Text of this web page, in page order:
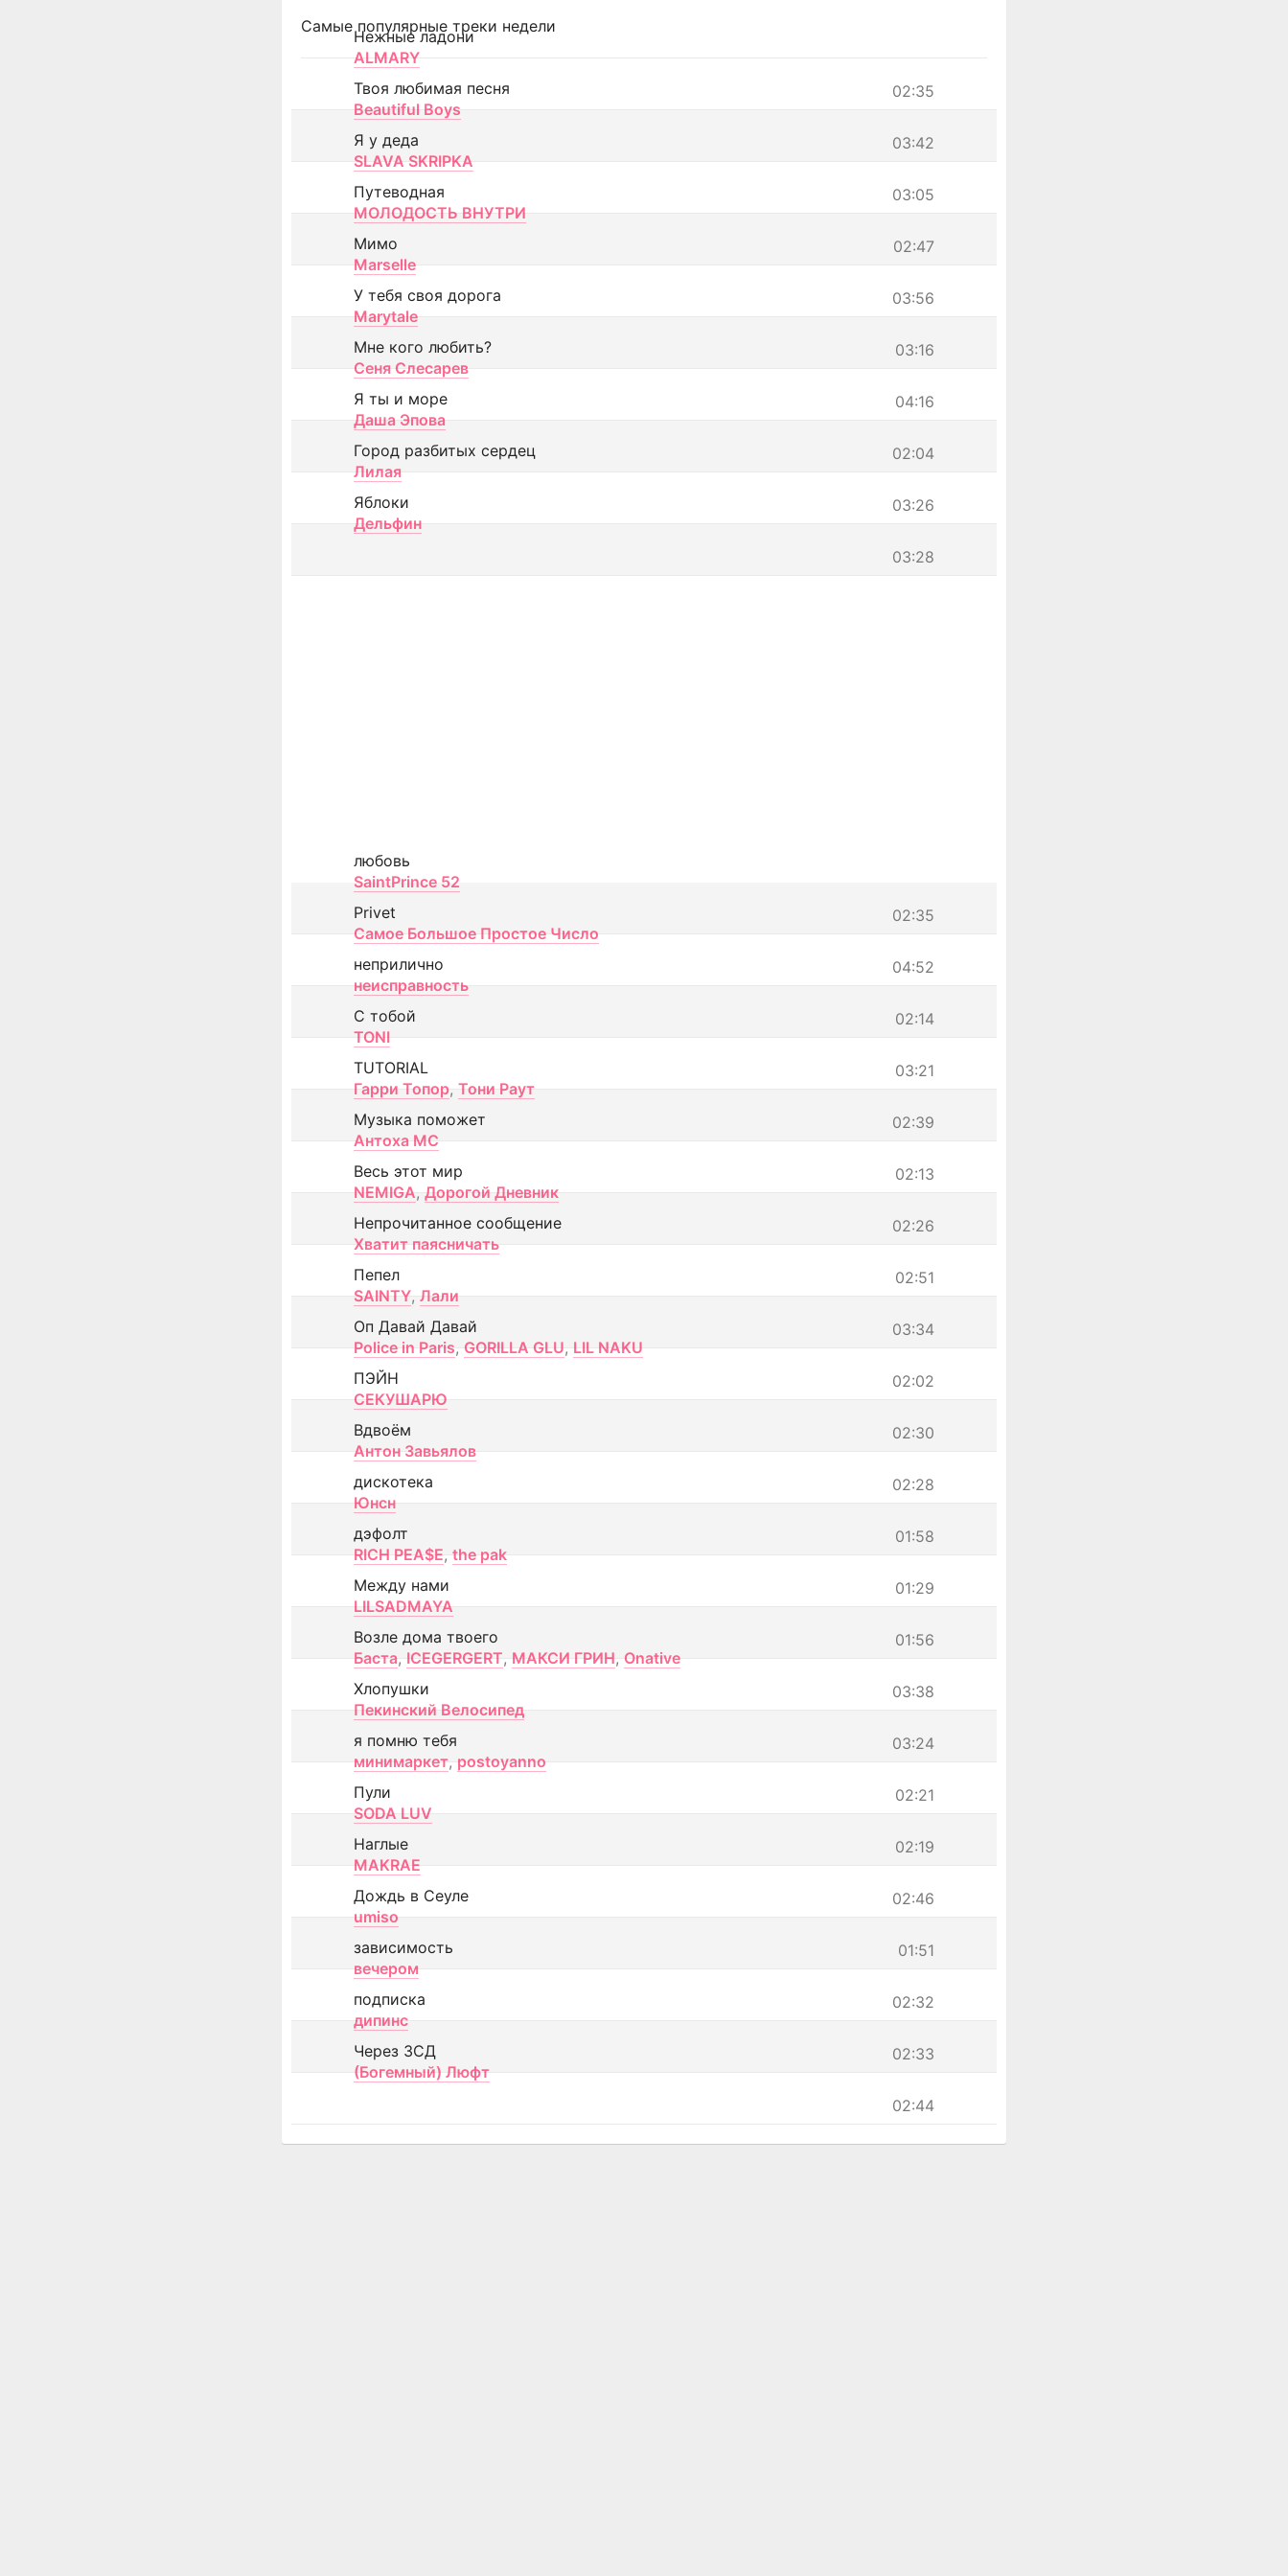
Самые популярные треки недели
Нежные ладони
ALMARY
02:35
Твоя любимая песня
Beautiful Boys
03:42
Я у деда
SLAVA SKRIPKA
03:05
Путеводная
МОЛОДОСТЬ ВНУТРИ
02:47
Мимо
Marselle
03:56
У тебя своя дорога
Marytale
03:16
Мне кого любить?
Сеня Слесарев
04:16
Я ты и море
Даша Эпова
02:04
Город разбитых сердец
Лилая
03:26
Яблоки
Дельфин
03:28
любовь
SaintPrince 52
02:35
Privet
Самое Большое Простое Число
04:52
неприлично
неисправность
02:14
С тобой
TONI
03:21
TUTORIAL
Гарри Топор, Тони Раут
02:39
Музыка поможет
Антоха МС
02:13
Весь этот мир
NEMIGA, Дорогой Дневник
02:26
Непрочитанное сообщение
Хватит паясничать
02:51
Пепел
SAINTY, Лали
03:34
Оп Давай Давай
Police in Paris, GORILLA GLU, LIL NAKU
02:02
ПЭЙН
СЕКУШАРЮ
02:30
Вдвоём
Антон Завьялов
02:28
дискотека
Юнсн
01:58
дэфолт
RICH PEA$E, the pak
01:29
Между нами
LILSADMAYA
01:56
Возле дома твоего
Баста, ICEGERGERT, МАКСИ ГРИН, Onative
03:38
Хлопушки
Пекинский Велосипед
03:24
я помню тебя
минимаркет, postoyanno
02:21
Пули
SODA LUV
02:19
Наглые
MAKRAE
02:46
Дождь в Сеуле
umiso
01:51
зависимость
вечером
02:32
подписка
дипинс
02:33
Через ЗСД
(Богемный) Люфт
02:44